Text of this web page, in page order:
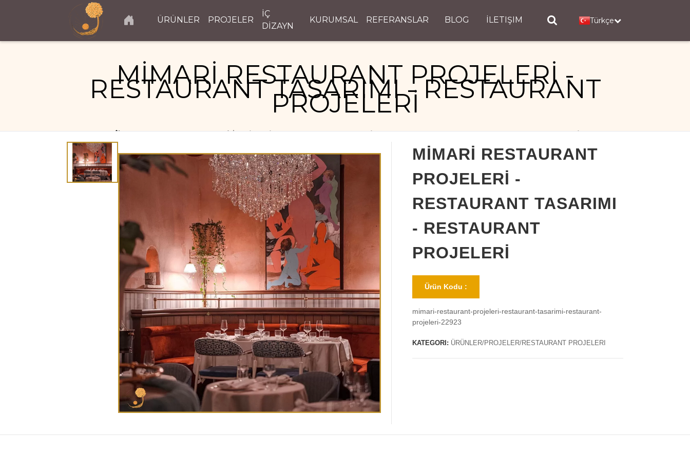
ÜRÜNLER PROJELER
İÇ
DİZAYN
KURUMSAL REFERANSLAR BLOG İLETIŞIM Türkçe
MİMARİ RESTAURANT PROJELERİ -
RESTAURANT TASARIMI - RESTAURANT
PROJELERİ
RESTAURANT PROJELERI MİMARİ RESTAURANT PROJELERİ - RESTAURANT TASARIMI - RESTAURANT PROJELERİ
MİMARİ RESTAURANT
PROJELERİ -
RESTAURANT TASARIMI
- RESTAURANT
PROJELERİ
Ürün Kodu :
mimari-restaurant-projeleri-restaurant-tasarimi-restaurant-
projeleri-22923
KATEGORI: ÜRÜNLER/PROJELER/RESTAURANT PROJELERI